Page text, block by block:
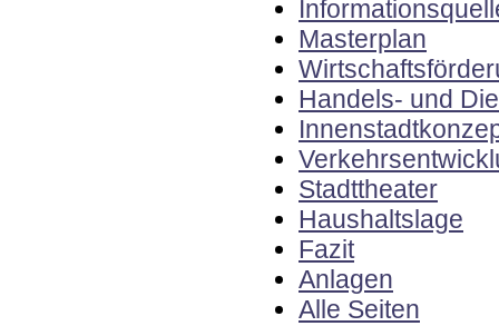
Masterplan
Handels- und
Stadttheater
Haushaltslage
Fazit
Anlagen
Alle Seiten